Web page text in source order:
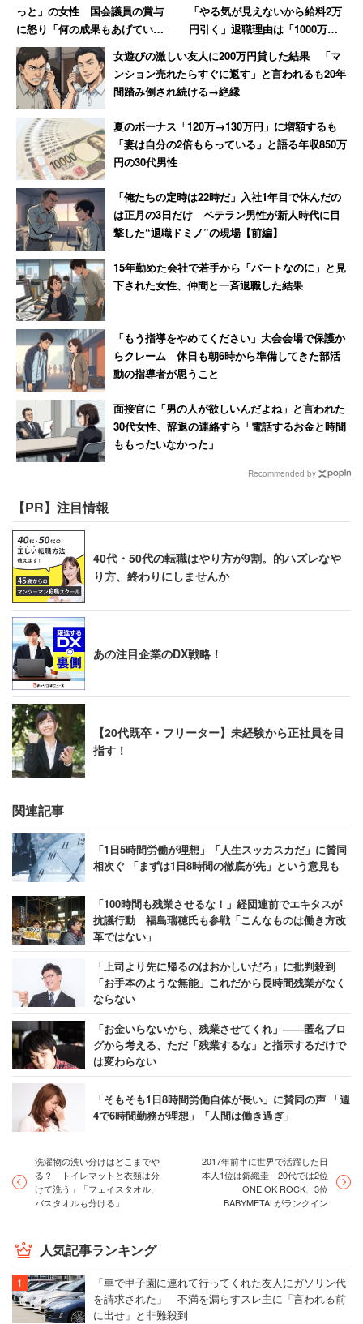
ったということがわかった」と記載されたとか今更
過ぎて草pic.twitter.com/M09wo8ZjT3
— 陸将の第一師団長 (@GeeGaku)2017年7月21日
最近気づいたのですが、長時間労働で出来上がるも
のは｢ほぼ水なカルピス｣みたいなものだと思うんで
すよ。ひとりひとり頑張れる量(カルピスの原液)は決
まってて、労働時間(水)が増えれば増えるほど、出来
上がりのカルピスは薄くなりますからね。
— キュアワリオPV@チャレンジャー欲しい！
(@warioPV)2017年7月22日
ねぇ……
これが分かるまで
どれだけ時間かけたの……？？？
どれだけ多くの人間を自殺に追い込んだ
の………………(今更過ぎて湧き上がる怒り
— マナカ@巴形薙刀鍛刀で死亡 (@Singeki_no_M)
2017年7月22日
※ウェブ媒体やテレビ番組等で記事を引用する際は恐れ入
りますが「キャリコネニュース」と出典の明記をお願いし
ます。
キャリコネであの有名企業の「働きがい」
「年収」「残業」
＞＞有名企業の２０代平均年収・実態を見る
＞＞有名企業の３０代平均年収・実態を見る
＞＞人気職種別 最高年収ランキング
っと」の女性 国会議員の賞与
に怒り「何の成果もあげていな
いのに、なんなら寝ているの
に」
「やる気が見えないから給料2万
円引く」退職理由は「1000万円
売り上げてボーナス6万円」だっ
た女性【後編】
女遊びの激しい友人に200万円貸した結果 「マ
ンション売れたらすぐに返す」と言われるも20年
間踏み倒され続ける→絶縁
夏のボーナス「120万→130万円」に増額するも
「妻は自分の2倍もらっている」と語る年収850万
円の30代男性
「俺たちの定時は22時だ」入社1年目で休んだの
は正月の3日だけ ベテラン男性が新人時代に目
撃した“退職ドミノ”の現場【前編】
15年勤めた会社で若手から「パートなのに」と見
下された女性、仲間と一斉退職した結果
「もう指導をやめてください」大会会場で保護か
らクレーム 休日も朝6時から準備してきた部活
動の指導者が思うこと
面接官に「男の人が欲しいんだよね」と言われた
30代女性、辞退の連絡すら「電話するお金と時間
ももったいなかった」
Recommended by
【PR】注目情報
40代・50代の転職はやり方が9割。的ハズレなや
り方、終わりにしませんか
あの注目企業のDX戦略！
【20代既卒・フリーター】未経験から正社員を目
指す！
関連記事
「1日5時間労働が理想」「人生スッカスカだ」に賛同
相次ぐ 「まずは1日8時間の徹底が先」という意見も
「100時間も残業させるな！」経団連前でエキタスが
抗議行動 福島瑞穂氏も参戦「こんなものは働き方改
革ではない」
「上司より先に帰るのはおかしいだろ」に批判殺到
「お手本のような無能」これだから長時間残業がなく
ならない
「お金いらないから、残業させてくれ」――匿名ブロ
グから考える、ただ「残業するな」と指示するだけで
は変わらない
「そもそも1日8時間労働自体が長い」に賛同の声 「週
4で6時間勤務が理想」「人間は働き過ぎ」
洗濯物の洗い分けはどこまでや
る？「トイレマットと衣類は分
けて洗う」「フェイスタオル、
バスタオルも分ける」
2017年前半に世界で活躍した日
本人1位は錦織圭 20代では2位
ONE OK ROCK、3位
BABYMETALがランクイン
人気記事ランキング
「車で甲子園に連れて行ってくれた友人にガソリン代
を請求された」 不満を漏らすスレ主に「言われる前
に出せ」と非難殺到